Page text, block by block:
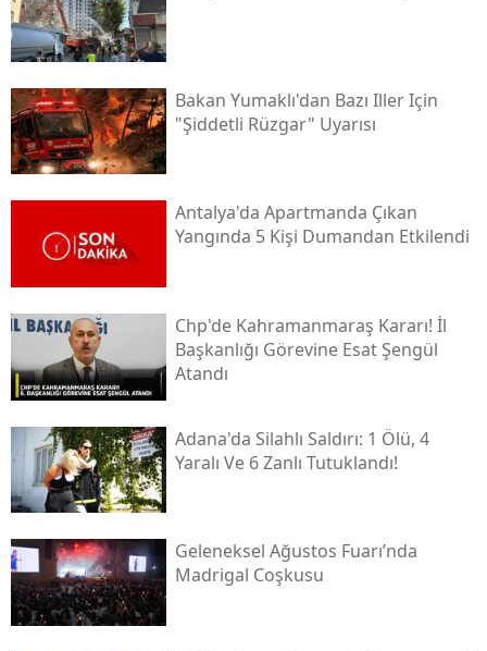
Bakan Yumaklı'dan Bazı Iller Için
"şiddetli Rüzgar" Uyarısı
Antalya'da Apartmanda Çıkan
Yangında 5 Kişi Dumandan Etkilendi
Chp'de Kahramanmaraş Kararı! İl
Başkanlığı Görevine Esat Şengül
Atandı
Adana'da Silahlı Saldırı: 1 Ölü, 4
Yaralı Ve 6 Zanlı Tutuklandı!
Geleneksel Ağustos Fuarı’nda
Madrigal Coşkusu